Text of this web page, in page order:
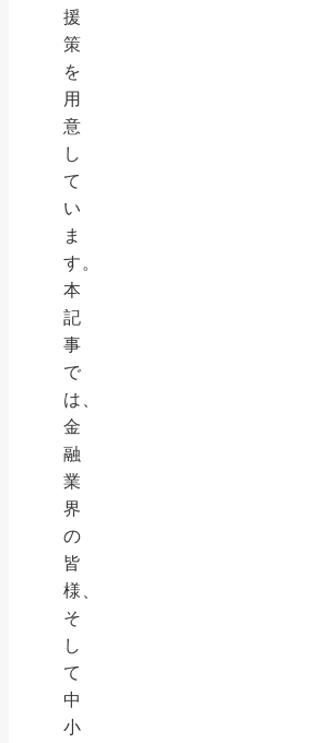
援
策
を
用
意
し
て
い
ま
す。
本
記
事
で
は、
金
融
業
界
の
皆
様、
そ
し
て
中
小